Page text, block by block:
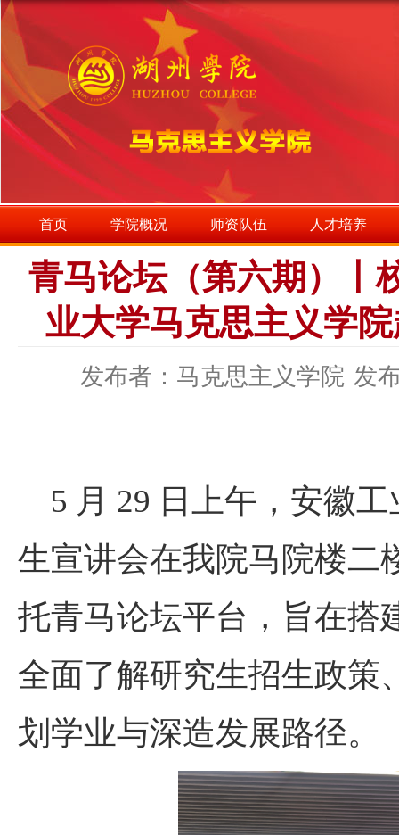
首页 学院概况 师资队伍 人才培养
青马论坛（第六期）
业大学马克思主义学
发布者：马克思主义学院 发
5 月 29 日上午，安徽
生宣讲会在我院马院楼二
托青马论坛平台，旨在搭
全面了解研究生招生政策
划学业与深造发展路径。